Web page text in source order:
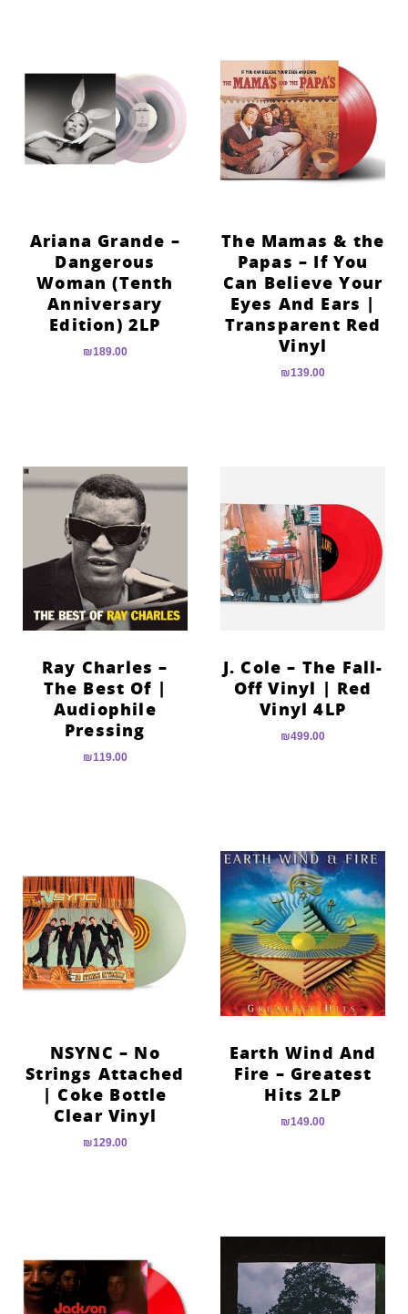
The Mamas & the
Papas – If You
Can Believe Your
Eyes And Ears |
Transparent Red
Vinyl
₪139.00
Ariana Grande –
Dangerous
Woman (Tenth
Anniversary
Edition) 2LP
₪189.00
J. Cole – The Fall-
Off Vinyl | Red
Vinyl 4LP
₪499.00
Ray Charles –
The Best Of |
Audiophile
Pressing
₪119.00
Earth Wind And
Fire – Greatest
Hits 2LP
₪149.00
NSYNC – No
Strings Attached
| Coke Bottle
Clear Vinyl
₪129.00